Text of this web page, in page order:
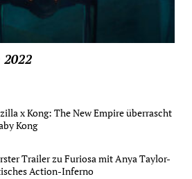
2022
x Kong: The New Empire überrascht
Kong
Trailer zu Furiosa mit Anya Taylor-
Action-Inferno